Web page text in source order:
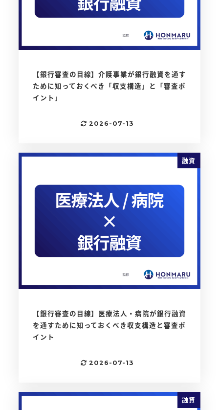
【銀行審査の目線】介護事業が銀行融資を通す
ために知っておくべき「収支構造」と「審査ポ
イント」
更新日
2026-07-13
融資
【銀行審査の目線】医療法人・病院が銀行融資
を通すために知っておくべき収支構造と審査ポ
イント
更新日
2026-07-13
融資